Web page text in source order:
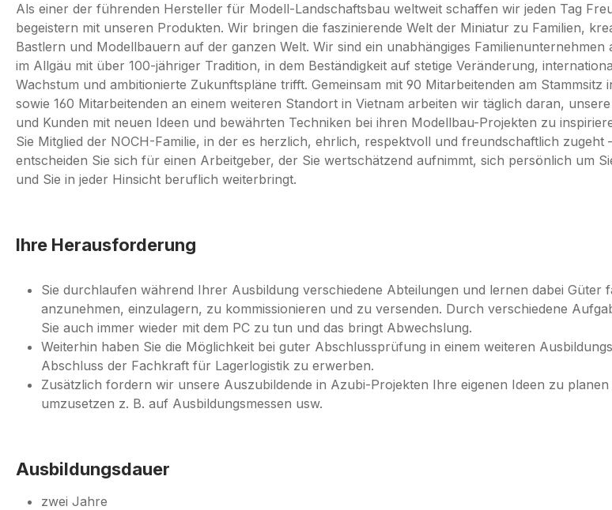
Als einer der führenden Hersteller für Modell-Landschaftsbau weltweit schaffen wir jeden Tag
begeistern mit unseren Produkten. Wir bringen die faszinierende Welt der Miniatur zu Familien,
Bastlern und Modellbauern auf der ganzen Welt. Wir sind ein unabhängiges Familienunternehmen
im Allgäu mit über 100-jähriger Tradition, in dem Beständigkeit auf stetige Veränderung,
Wachstum und ambitionierte Zukunftspläne trifft. Gemeinsam mit 90 Mitarbeitenden am Stammsitz
sowie 160 Mitarbeitenden an einem weiteren Standort in Vietnam arbeiten wir täglich daran,
und Kunden mit neuen Ideen und bewährten Techniken bei ihren Modellbau-Projekten zu
Sie Mitglied der NOCH-Familie, in der es herzlich, ehrlich, respektvoll und freundschaftlich zugeht
entscheiden Sie sich für einen Arbeitgeber, der Sie wertschätzend aufnimmt, sich persönlich um
und Sie in jeder Hinsicht beruflich weiterbringt.
Ihre Herausforderung
Sie durchlaufen während Ihrer Ausbildung verschiedene Abteilungen und lernen dabei Güter
anzunehmen, einzulagern, zu kommissionieren und zu versenden. Durch verschiedene
Sie auch immer wieder mit dem PC zu tun und das bringt Abwechslung.
Weiterhin haben Sie die Möglichkeit bei guter Abschlussprüfung in einem weiteren
Abschluss der Fachkraft für Lagerlogistik zu erwerben.
Zusätzlich fordern wir unsere Auszubildende in Azubi-Projekten Ihre eigenen Ideen zu planen
umzusetzen z. B. auf Ausbildungsmessen usw.
Ausbildungsdauer
zwei Jahre